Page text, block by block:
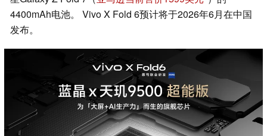
4400mAh电池。 Vivo X Fold 6预计将于2026年6月在中国
发布。